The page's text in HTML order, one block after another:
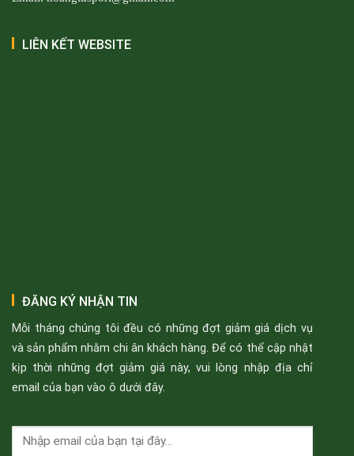
LIÊN KẾT WEBSITE
ĐĂNG KÝ NHẬN TIN
Mỗi tháng chúng tôi đều có những đợt giảm giá dịch vụ
và sản phẩm nhằm chi ân khách hàng. Để có thể cập nhật
kịp thời những đợt giảm giá này, vui lòng nhập địa chỉ
email của bạn vào ô dưới đây.